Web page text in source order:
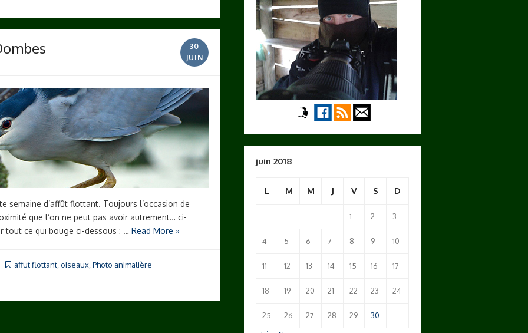
30
JUIN
semaine d’affût flottant. Toujours l’occasion de
que l’on ne peut pas avoir autrement… ci-
tout ce qui bouge ci-dessous : … Read More »
affut flottant, oiseaux, Photo animalière
juin 2018
L M M J V S D
1 2 3
4 5 6 7 8 9 10
11 12 13 14 15 16 17
18 19 20 21 22 23 24
25 26 27 28 29
30